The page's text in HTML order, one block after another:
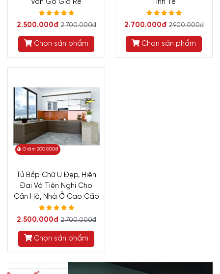
Vân Gỗ Giá Rẻ
2.500.000đ 2.700.000đ
Chọn sản phẩm
Tinh Tế
2.700.000đ 2.900.000đ
Chọn sản phẩm
Giảm 200.000đ
Tủ Bếp Chữ U Đẹp, Hiện
Đại Và Tiện Nghi Cho
Căn Hộ, Nhà Ở Cao Cấp
2.500.000đ 2.700.000đ
Chọn sản phẩm